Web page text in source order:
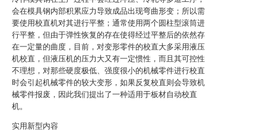
会在模具钢内部积累应力导致成品出现弯曲形变；所以需
要使用校直机对其进行平整；通常使用两个圆柱型滚筒进
行平整，但由于弹性恢复的存在使得经过平整后的依然存
在一定量的曲度，目前，对变形零件的校直大多采用液压
机校直，但液压机的压力大又有一定惯性，而且其可控性
不理想，对那些硬度极低、强度很小的机械零件进行校直
时会引起机械零件的较大变形，如果反复校直则会导致机
械零件报废，因此我们提出了一种适用于板材自动校直
机。
实用新型内容